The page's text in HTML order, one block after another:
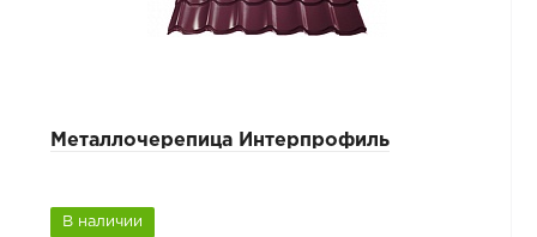
Металлочерепица Интерпрофиль
В наличии